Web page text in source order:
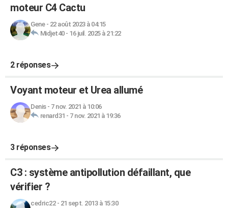
moteur C4 Cactu
Gene- 22 août 2023 à 04:15
Midjet40- 16 juil. 2025 à 21:22
2 réponses
Voyant moteur et Urea allumé
Denis- 7 nov. 2021 à 10:06
renard31 - 7 nov. 2021 à 19:36
3 réponses
C3 : système antipollution défaillant, que
vérifier ?
cedric22- 21 sept. 2013 à 15:30